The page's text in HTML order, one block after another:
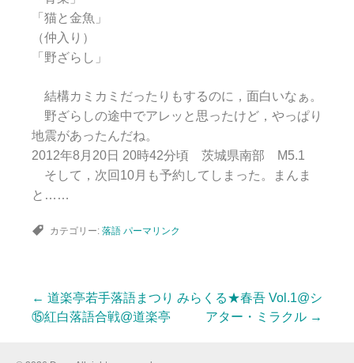
「猫と金魚」
（仲入り）
「野ざらし」
結構カミカミだったりもするのに，面白いなぁ。
野ざらしの途中でアレッと思ったけど，やっぱり
地震があったんだね。
2012年8月20日 20時42分頃 茨城県南部 M5.1
そして，次回10月も予約してしまった。まんま
と……
カテゴリー: 落語 パーマリンク
投
← 道楽亭若手落語まつり
⑮紅白落語合戦@道楽亭
みらくる★春吾 Vol.1@シ
アター・ミラクル →